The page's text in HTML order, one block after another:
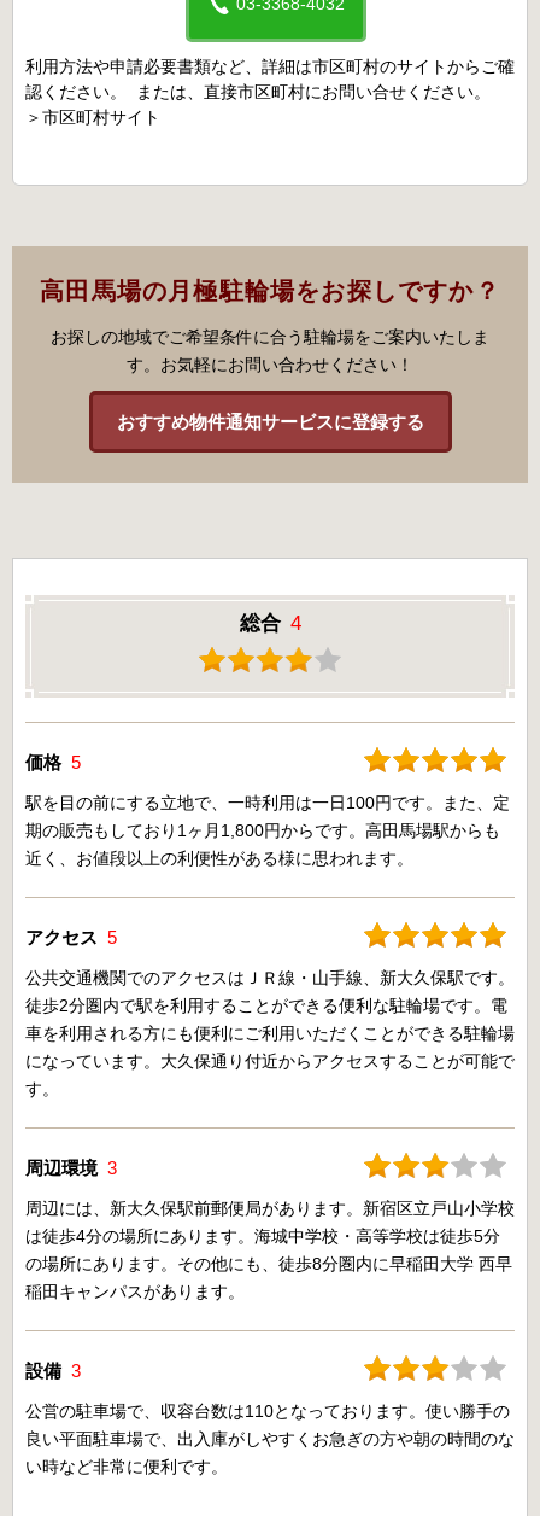
利用方法や申請必要書類など、詳細は市区町村のサイトからご確
認ください。 または、直接市区町村にお問い合せください。
＞市区町村サイト
高田馬場の月極駐輪場をお探しですか？
お探しの地域でご希望条件に合う駐輪場をご案内いたしま
す。お気軽にお問い合わせください！
おすすめ物件通知サービスに登録する
総合 4
価格 5
駅を目の前にする立地で、一時利用は一日100円です。また、定
期の販売もしており1ヶ月1,800円からです。高田馬場駅からも
近く、お値段以上の利便性がある様に思われます。
アクセス 5
公共交通機関でのアクセスはＪＲ線・山手線、新大久保駅です。
徒歩2分圏内で駅を利用することができる便利な駐輪場です。電
車を利用される方にも便利にご利用いただくことができる駐輪場
になっています。大久保通り付近からアクセスすることが可能で
す。
周辺環境 3
周辺には、新大久保駅前郵便局があります。新宿区立戸山小学校
は徒歩4分の場所にあります。海城中学校・高等学校は徒歩5分
の場所にあります。その他にも、徒歩8分圏内に早稲田大学 西早
稲田キャンパスがあります。
設備 3
公営の駐車場で、収容台数は110となっております。使い勝手の
良い平面駐車場で、出入庫がしやすくお急ぎの方や朝の時間のな
い時など非常に便利です。